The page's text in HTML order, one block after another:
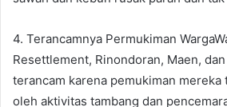
4. Terancamnya Permukiman
Resettlement, Rinondoran, Maen,
terancam karena pemukiman mereka
oleh aktivitas tambang dan